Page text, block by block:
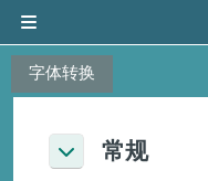
字体转换
折叠 常规